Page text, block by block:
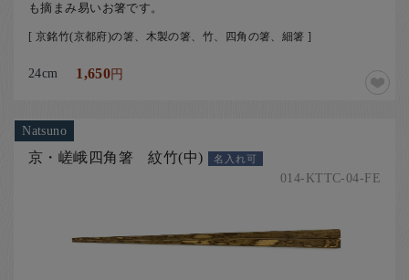
も摘まみ易いお箸です。
[ 京銘竹(京都府)の箸、木製の箸、竹、四角の箸、細箸 ]
24cm 1,650円
Natsuno
京・嵯峨四角箸 紋竹(中) 名入れ可
014-KTTC-04-FE